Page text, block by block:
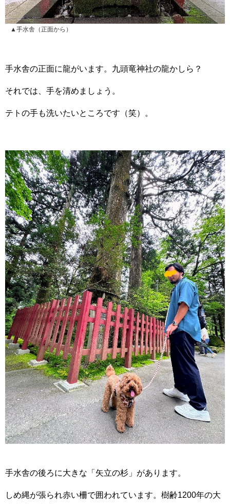
▲手水舎（正面から）
手水舎の正面に龍がいます。九頭竜神社の龍かしら？
それでは、手を清めましょう。
テトの手も洗いたいところです（笑）。
手水舎の後ろに大きな「矢立の杉」があります。
しめ縄が張られ赤い柵で囲われています。樹齢1200年の大